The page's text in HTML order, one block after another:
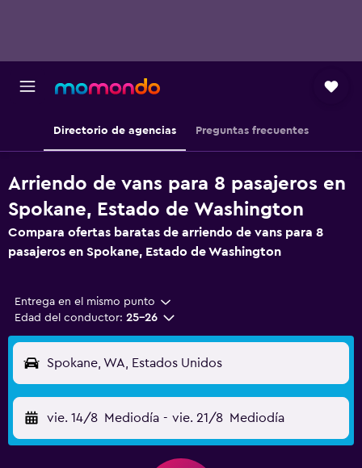
Directorio de agencias Preguntas frecuentes
Arriendo de vans para 8 pasajeros en
Spokane, Estado de Washington
Compara ofertas baratas de arriendo de vans para 8
pasajeros en Spokane, Estado de Washington
Entrega en el mismo punto
Edad del conductor: 25-26
Spokane, WA, Estados Unidos
vie. 14/8 Mediodía - vie. 21/8 Mediodía